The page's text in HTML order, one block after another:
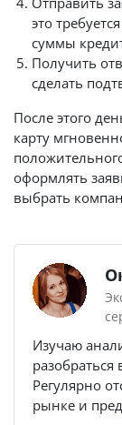
это
суммы
Получить
сделать
После этого
карту
оформлять
выбрать
Изучаю
Регулярно
рынке и